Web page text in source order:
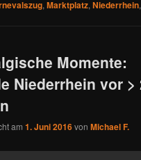
,Marktplatz,Niederrhein
Momente:
Niederrhein vor >
am1. Juni 2016vonMichael F.